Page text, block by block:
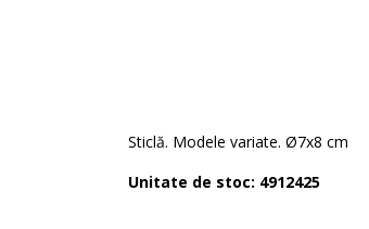
Sticlă. Modele variate. Ø7x8 cm
Unitate de stoc: 4912425